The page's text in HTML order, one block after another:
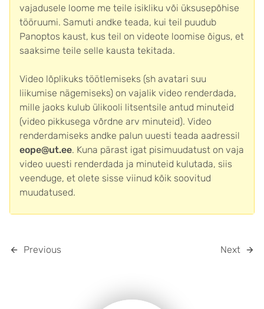
vajadusele loome me teile isikliku või üksusepõhise
tööruumi. Samuti andke teada, kui teil puudub
Panoptos kaust, kus teil on videote loomise õigus, et
saaksime teile selle kausta tekitada.
Video lõplikuks töötlemiseks (sh avatari suu
liikumise nägemiseks) on vajalik video renderdada,
mille jaoks kulub ülikooli litsentsile antud minuteid
(video pikkusega võrdne arv minuteid). Video
renderdamiseks andke palun uuesti teada aadressil
eope@ut.ee. Kuna pärast igat pisimuudatust on vaja
video uuesti renderdada ja minuteid kulutada, siis
veenduge, et olete sisse viinud kõik soovitud
muudatused.
Previous Next